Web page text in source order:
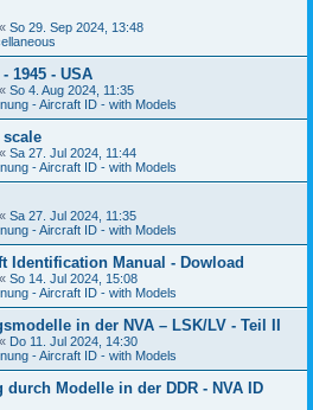
« So 29. Sep 2024, 13:48
1945 - USA
« So 4. Aug 2024, 11:35
- Aircraft ID - with Models
« Sa 27. Jul 2024, 11:44
- Aircraft ID - with Models
« Sa 27. Jul 2024, 11:35
- Aircraft ID - with Models
Identification Manual - Dowload
« So 14. Jul 2024, 15:08
- Aircraft ID - with Models
in der NVA – LSK/LV - Teil II
« Do 11. Jul 2024, 14:30
- Aircraft ID - with Models
Modelle in der DDR - NVA ID